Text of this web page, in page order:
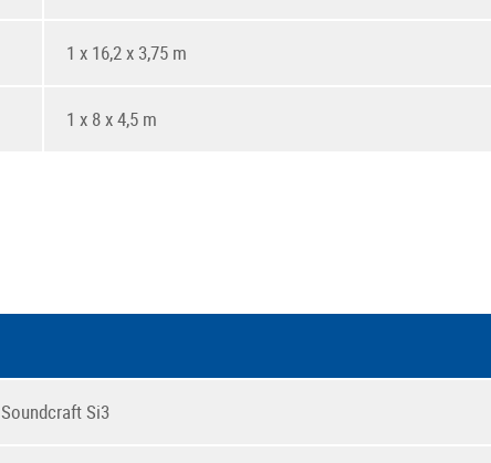
1 x 16,2 x 3,75 m
1 x 8 x 4,5 m
Soundcraft Si3